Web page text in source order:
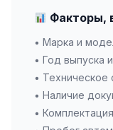
Факторы,
• Марка и
• Год выпуска
• Техническое
• Наличие
•